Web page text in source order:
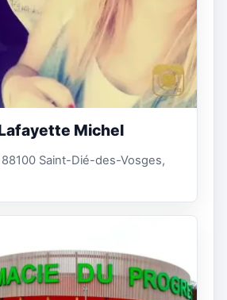
Michel
88100 Saint-Dié-des-Vosges,